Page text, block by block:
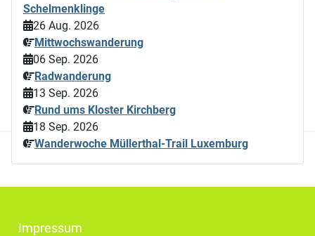
Schelmenklinge
26 Aug. 2026
Mittwochswanderung
06 Sep. 2026
Radwanderung
13 Sep. 2026
Rund ums Kloster Kirchberg
18 Sep. 2026
Wanderwoche Müllerthal-Trail Luxemburg
Impressum